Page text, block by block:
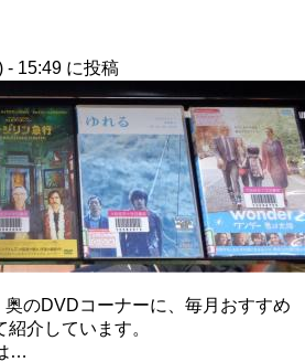
- 15:49 に投稿
のDVDコーナーに、毎月おすすめ
介しています。
…